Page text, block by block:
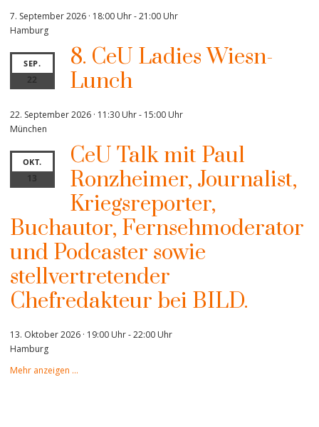
7. September 2026 · 18:00 Uhr-21:00 Uhr
Hamburg
SEP.
22
8. CeU Ladies Wiesn-
Lunch
22. September 2026 · 11:30 Uhr- 15:00 Uhr
München
OKT.
13
CeU Talk mit Paul
Ronzheimer, Journalist,
Kriegsreporter,
Buchautor, Fernsehmoderator
und Podcaster sowie
stellvertretender
Chefredakteur bei BILD.
13. Oktober 2026 · 19:00 Uhr-22:00 Uhr
Hamburg
Mehr anzeigen …